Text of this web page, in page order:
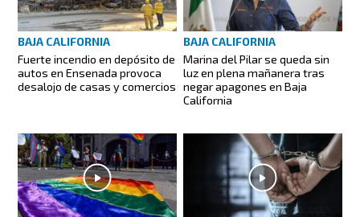
BAJA CALIFORNIA
Fuerte incendio en depósito de
autos en Ensenada provoca
desalojo de casas y comercios
BAJA CALIFORNIA
Marina del Pilar se queda sin
luz en plena mañanera tras
negar apagones en Baja
California